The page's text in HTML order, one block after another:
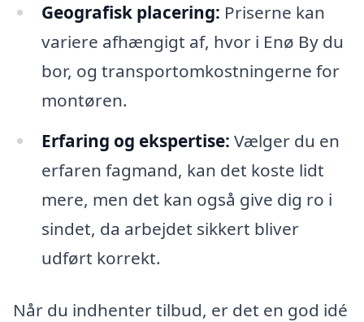
Geografisk placering: Priserne kan
variere afhængigt af, hvor i Enø By du
bor, og transportomkostningerne for
montøren.
Erfaring og ekspertise: Vælger du en
erfaren fagmand, kan det koste lidt
mere, men det kan også give dig ro i
sindet, da arbejdet sikkert bliver
udført korrekt.
Når du indhenter tilbud, er det en god idé